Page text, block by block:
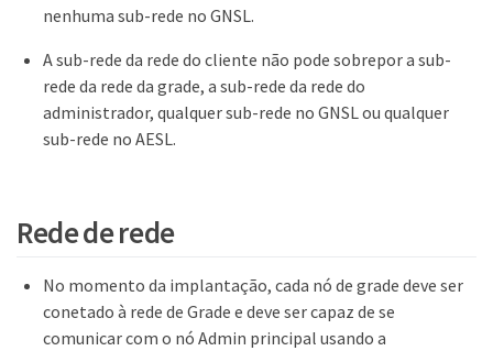
nenhuma sub-rede no GNSL.
A sub-rede da rede do cliente não pode sobrepor a sub-
rede da rede da grade, a sub-rede da rede do
administrador, qualquer sub-rede no GNSL ou qualquer
sub-rede no AESL.
Rede de rede
No momento da implantação, cada nó de grade deve ser
conetado à rede de Grade e deve ser capaz de se
comunicar com o nó Admin principal usando a